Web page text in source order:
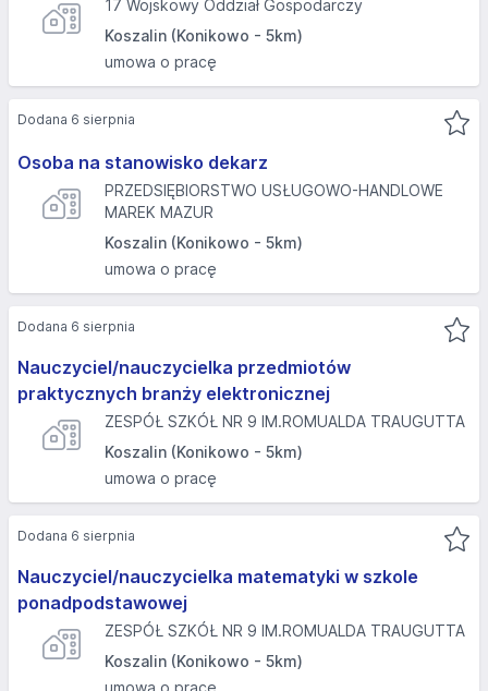
17 Wojskowy Oddział Gospodarczy
Koszalin (Konikowo - 5km)
umowa o pracę
Osoba na stanowisko dekarz
PRZEDSIĘBIORSTWO USŁUGOWO-HANDLOWE
MAREK MAZUR
Koszalin (Konikowo - 5km)
umowa o pracę
Dodana 6 sierpnia
Nauczyciel/nauczycielka przedmiotów
praktycznych branży elektronicznej
ZESPÓŁ SZKÓŁ NR 9 IM.ROMUALDA TRAUGUTTA
Koszalin (Konikowo - 5km)
umowa o pracę
Dodana 6 sierpnia
Nauczyciel/nauczycielka matematyki w szkole
ponadpodstawowej
ZESPÓŁ SZKÓŁ NR 9 IM.ROMUALDA TRAUGUTTA
Koszalin (Konikowo - 5km)
umowa o pracę
Dodana 6 sierpnia